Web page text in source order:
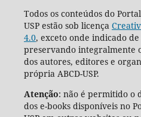
Todos os conteúdos do
USP estão sob licença
4.0, exceto onde indicado
preservando integralmente
dos autores, editores e
própria ABCD-USP.
Atenção: não é permitido o
dos e-books disponíveis no